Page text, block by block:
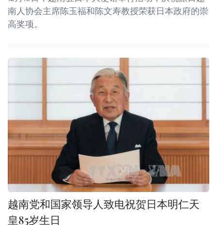
南人协会主席陈玉福和陈文寿教授荣获日本政府的崇
高奖项。
越南党和国家领导人致电祝贺日本明仁天
皇85岁生日